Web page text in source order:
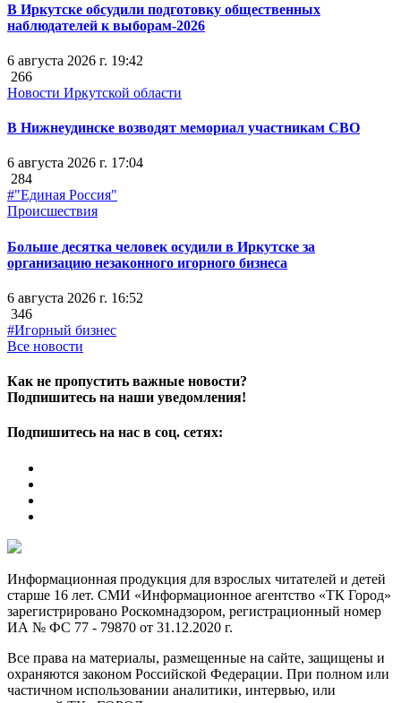
В Иркутске обсудили подготовку общественных
наблюдателей к выборам-2026
6 августа 2026 г. 19:42
266
Новости Иркутской области
В Нижнеудинске возводят мемориал участникам СВО
6 августа 2026 г. 17:04
284
#"Единая Россия"
Происшествия
Больше десятка человек осудили в Иркутске за
организацию незаконного игорного бизнеса
6 августа 2026 г. 16:52
346
#Игорный бизнес
Все новости
Как не пропустить важные новости?
Подпишитесь на наши уведомления!
Подпишитесь на нас в соц. сетях:
Информационная продукция для взрослых читателей и детей
старше 16 лет. СМИ «Информационное агентство «ТК Город»
зарегистрировано Роскомнадзором, регистрационный номер
ИА № ФС 77 - 79870 от 31.12.2020 г.
Все права на материалы, размещенные на сайте, защищены и
охраняются законом Российской Федерации. При полном или
частичном использовании аналитики, интервью, или